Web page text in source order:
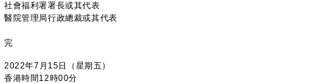
社會福利署署長或其代表
醫院管理局行政總裁或其代表
完
2022年7月15日（星期五）
香港時間12時00分